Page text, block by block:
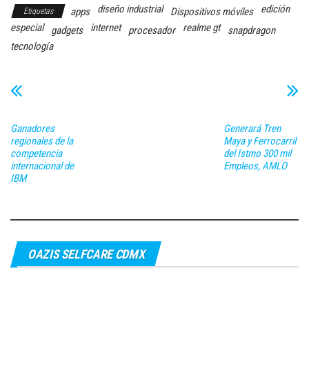
Etiquetas apps diseño industrial Dispositivos móviles
edición
especial
gadgets internet procesador realme gt
snapdragon
tecnología
Ganadores
regionales de la
competencia
internacional de
IBM
Generará Tren
Maya y Ferrocarril
del Istmo 300 mil
Empleos, AMLO
OAZIS SELFCARE CDMX